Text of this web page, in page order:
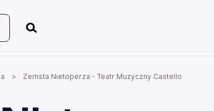
Zemsta Nietoperza - Teatr Muzyczny Castello